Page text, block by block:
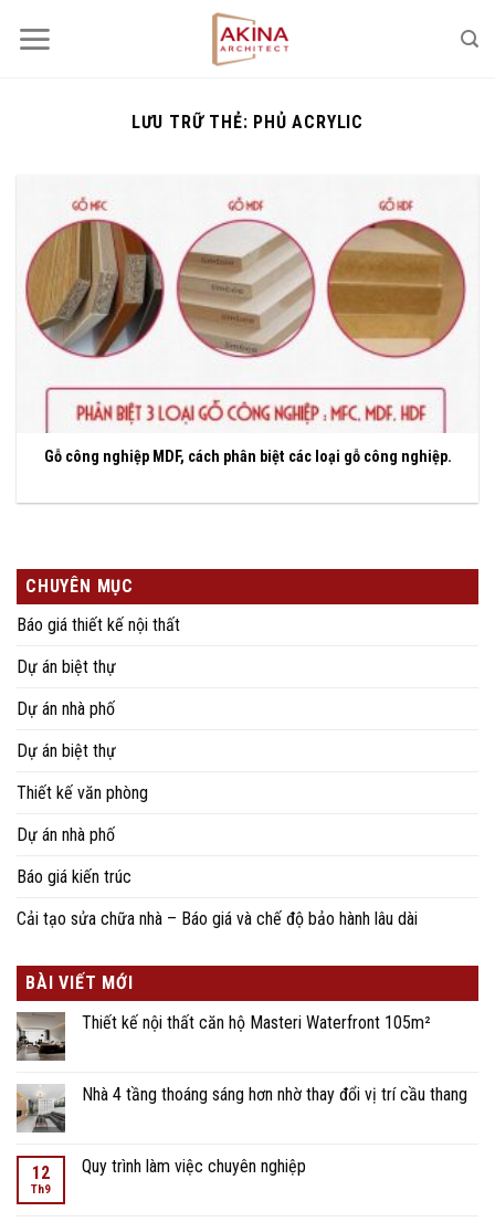
qua
LƯU TRỮ THẺ: PHỦ ACRYLIC
Gỗ công nghiệp MDF, cách phân biệt các loại gỗ công nghiệp.
CHUYÊN MỤC
Báo giá thiết kế nội thất
Dự án biệt thự
Dự án nhà phố
Dự án biệt thự
Thiết kế văn phòng
Dự án nhà phố
Báo giá kiến trúc
Cải tạo sửa chữa nhà – Báo giá và chế độ bảo hành lâu dài
BÀI VIẾT MỚI
Thiết kế nội thất căn hộ Masteri Waterfront 105m²
Nhà 4 tầng thoáng sáng hơn nhờ thay đổi vị trí cầu thang
12
Th9
Quy trình làm việc chuyên nghiệp